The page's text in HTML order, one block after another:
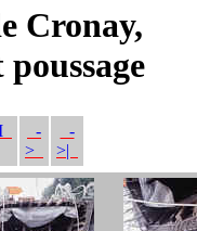
Cronay,
-
>
-
>|